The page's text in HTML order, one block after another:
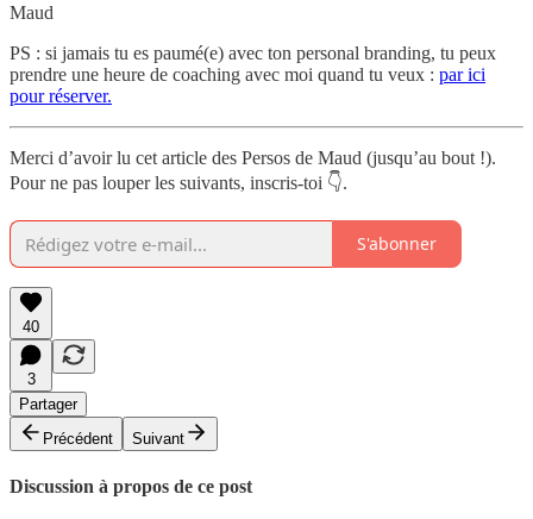
Maud
PS : si jamais tu es paumé(e) avec ton personal branding, tu peux
prendre une heure de coaching avec moi quand tu veux : par ici
pour réserver.
Merci d’avoir lu cet article des Persos de Maud (jusqu’au bout !).
Pour ne pas louper les suivants, inscris-toi 👇.
S'abonner
40
3
Partager
Précédent
Suivant
Discussion à propos de ce post